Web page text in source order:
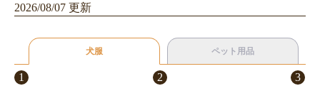
2026/08/07 更新
犬服 ペット用品
1 2 3